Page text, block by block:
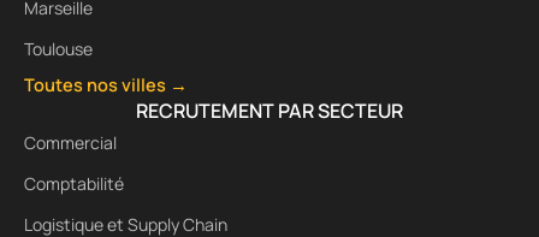
Marseille
Toulouse
Toutes nos villes →
RECRUTEMENT PAR SECTEUR
Commercial
Comptabilité
Logistique et Supply Chain